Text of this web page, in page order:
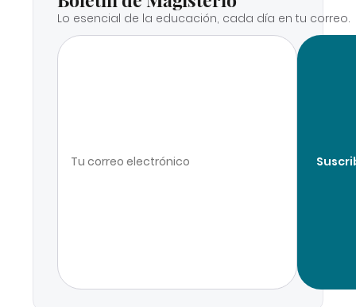
Lo esencial de la educación, cada día en tu correo.